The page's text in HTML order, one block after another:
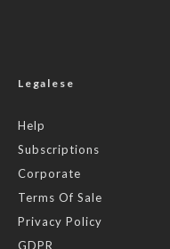
Legalese
Help
Subscriptions
Corporate
Terms Of Sale
Privacy Policy
GDPR